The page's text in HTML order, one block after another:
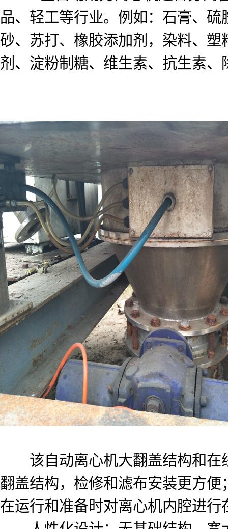
品、轻工等行业。例如：石膏、
砂、苏打、橡胶添加剂，染料、
剂、淀粉制糖、维生素、抗生素
该自动离心机大翻盖结构和在
翻盖结构，检修和滤布安装更方
在运行和准备时对离心机内腔进